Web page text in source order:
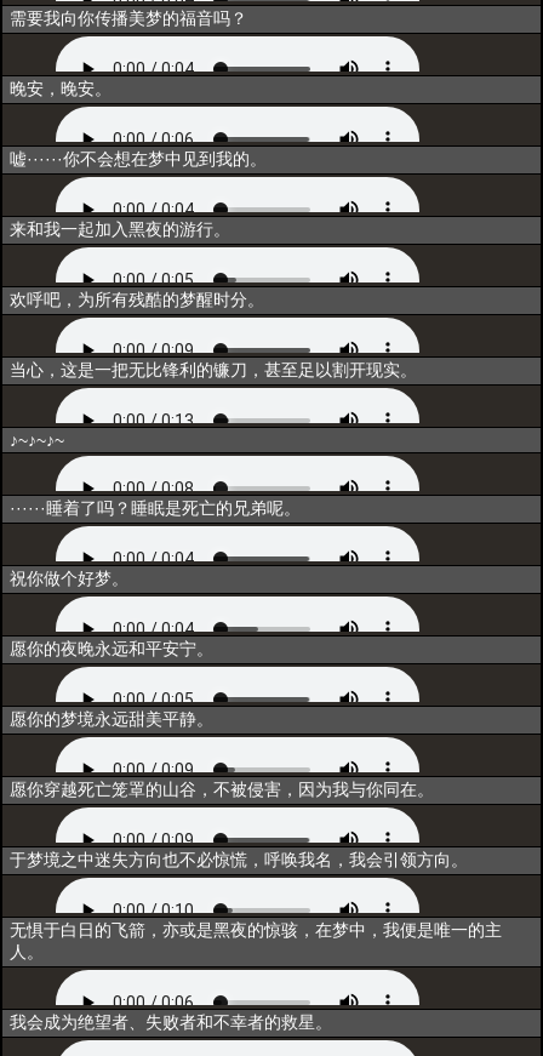
选择
需要我向你传播美梦的福音吗？
互动1
晚安，晚安。
互动2
嘘······你不会想在梦中见到我的。
互动3
来和我一起加入黑夜的游行。
互动4
欢呼吧，为所有残酷的梦醒时分。
互动5
当心，这是一把无比锋利的镰刀，甚至足以割开现实。
闲聊1
♪~♪~♪~
闲聊2
······睡着了吗？睡眠是死亡的兄弟呢。
闲聊3
祝你做个好梦。
唤醒
愿你的夜晚永远和平安宁。
同行
愿你的梦境永远甜美平静。
重构
愿你穿越死亡笼罩的山谷，不被侵害，因为我与你同在。
联结
于梦境之中迷失方向也不必惊慌，呼唤我名，我会引领方向。
归一
无惧于白日的飞箭，亦或是黑夜的惊骇，在梦中，我便是唯一的主
人。
超越
我会成为绝望者、失败者和不幸者的救星。